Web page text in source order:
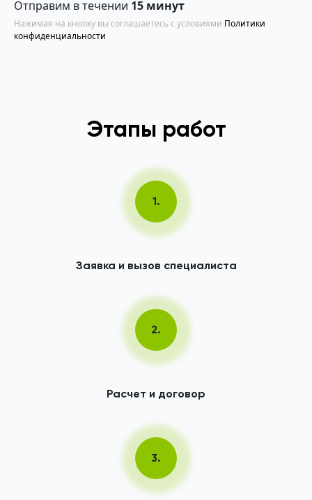
Отправим в течении 15 минут
Нажимая на кнопку вы соглашаетесь с условиями Политики
конфиденциальности
Этапы работ
1.
Заявка и вызов специалиста
2.
Расчет и договор
3.